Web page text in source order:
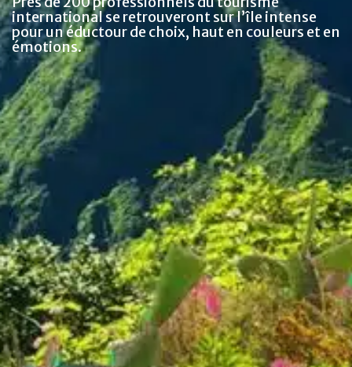
international se retrouveront sur l’île intense
pour un éductour de choix, haut en couleurs et en
émotions.